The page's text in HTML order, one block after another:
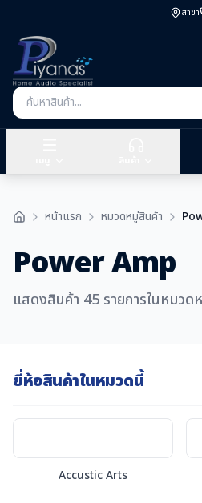
สาขา
หน้าแรก หมวดหมู่สินค้า
Power Amp
แสดงสินค้า 45 รายการในหมวด
ยี่ห้อสินค้าในหมวดนี้
Accustic Arts